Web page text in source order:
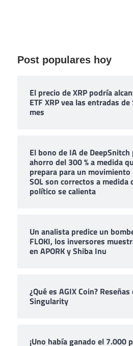
Post populares hoy
El precio de XRP podría
ETF XRP vea las entradas
mes
El bono de IA de
ahorro del 300 % a medida
prepara para un movimiento
SOL son correctos a medida
político se calienta
Un analista predice un
FLOKI, los inversores
en APORK y Shiba Inu
¿Qué es AGIX Coin?
Singularity
¡Uno había ganado el 7.000